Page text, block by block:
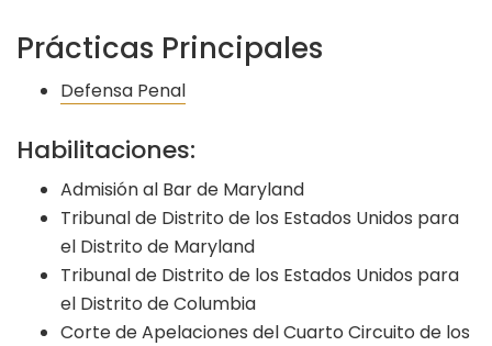
Prácticas Principales
Defensa Penal
Habilitaciones:
Admisión al Bar de Maryland
Tribunal de Distrito de los Estados Unidos para
el Distrito de Maryland
Tribunal de Distrito de los Estados Unidos para
el Distrito de Columbia
Corte de Apelaciones del Cuarto Circuito de los